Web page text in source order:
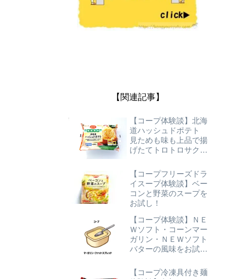
【関連記事】
【コープ体験談】北海
道ハッシュドポテト
見ためも味も上品で揚
げたてトロトロサクサ
【コープフリーズドラ
イスープ体験談】ベー
コンと野菜のスープを
お試し！
【コープ体験談】ＮＥ
Ｗソフト・コーンマー
ガリン・ＮＥＷソフト
バターの風味をお試し
【コープ冷凍具付き麺